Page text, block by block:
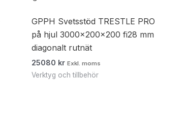
GPPH Svetsstöd TRESTLE PRO
på hjul 3000x200x200 fi28 mm
diagonalt rutnät
25080 kr Exkl. moms
Verktyg och tillbehör